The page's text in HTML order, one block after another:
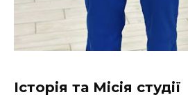
Історія та Місія студії